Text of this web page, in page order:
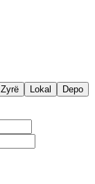
Zyrë Lokal Depo